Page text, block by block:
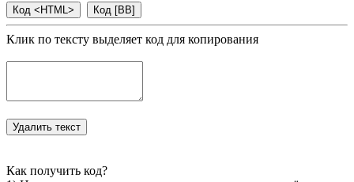
Клик по тексту выделяет код для копирования
Как получить код?